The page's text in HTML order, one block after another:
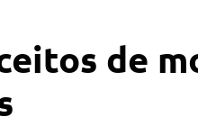
de